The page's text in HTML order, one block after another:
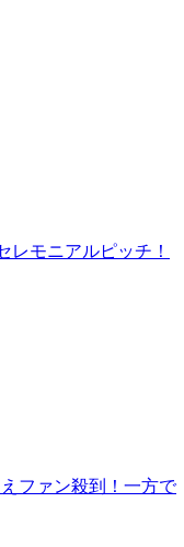
レモニアルピッチ！
ファン殺到！一方で